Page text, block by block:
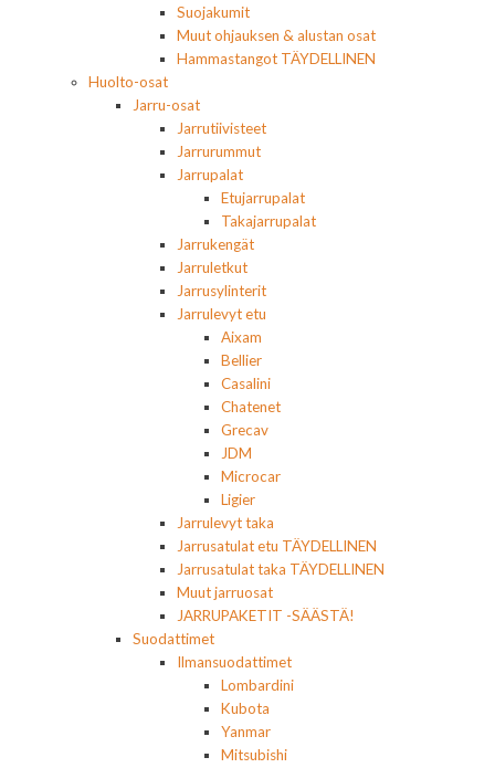
Suojakumit
Muut ohjauksen & alustan osat
Hammastangot TÄYDELLINEN
Huolto-osat
Jarru-osat
Jarrutiivisteet
Jarrurummut
Jarrupalat
Etujarrupalat
Takajarrupalat
Jarrukengät
Jarruletkut
Jarrusylinterit
Jarrulevyt etu
Aixam
Bellier
Casalini
Chatenet
Grecav
JDM
Microcar
Ligier
Jarrulevyt taka
Jarrusatulat etu TÄYDELLINEN
Jarrusatulat taka TÄYDELLINEN
Muut jarruosat
JARRUPAKETIT -SÄÄSTÄ!
Suodattimet
Ilmansuodattimet
Lombardini
Kubota
Yanmar
Mitsubishi